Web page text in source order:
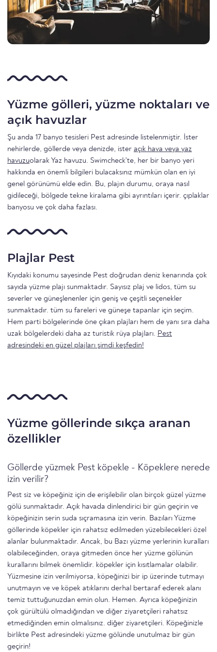
Yüzme gölleri, yüzme noktaları ve
açık havuzlar
Şu anda 17 banyo tesisleri Pest adresinde listelenmiştir. İster
nehirlerde, göllerde veya denizde, ister açık hava veya yaz
havuzuolarak Yaz havuzu. Swimcheck'te, her bir banyo yeri
hakkında en önemli bilgileri bulacaksınız mümkün olan en iyi
genel görünümü elde edin. Bu, plajın durumu, oraya nasıl
gidileceği, bölgede tekne kiralama gibi ayrıntıları içerir. çıplaklar
banyosu ve çok daha fazlası.
Plajlar Pest
Kıyıdaki konumu sayesinde Pest doğrudan deniz kenarında çok
sayıda yüzme plajı sunmaktadır. Sayısız plaj ve lidos, tüm su
severler ve güneşlenenler için geniş ve çeşitli seçenekler
sunmaktadır. tüm su fareleri ve güneşe tapanlar için seçim.
Hem parti bölgelerinde öne çıkan plajları hem de yanı sıra daha
uzak bölgelerdeki daha az turistik rüya plajları. Pest
adresindeki en güzel plajları şimdi keşfedin!
Yüzme göllerinde sıkça aranan
özellikler
Göllerde yüzmek Pest köpekle - Köpeklere nerede
izin verilir?
Pest siz ve köpeğiniz için de erişilebilir olan birçok güzel yüzme
gölü sunmaktadır. Açık havada dinlendirici bir gün geçirin ve
köpeğinizin serin suda sıçramasına izin verin. Bazıları Yüzme
göllerinde köpekler için rahatsız edilmeden yüzebilecekleri özel
alanlar bulunmaktadır. Ancak, bu Bazı yüzme yerlerinin kuralları
olabileceğinden, oraya gitmeden önce her yüzme gölünün
kurallarını bilmek önemlidir. köpekler için kısıtlamalar olabilir.
Yüzmesine izin verilmiyorsa, köpeğinizi bir ip üzerinde tutmayı
unutmayın ve ve köpek atıklarını derhal bertaraf ederek alanı
temiz tuttuğunuzdan emin olun. Hemen. Ayrıca köpeğinizin
çok gürültülü olmadığından ve diğer ziyaretçileri rahatsız
etmediğinden emin olmalısınız. diğer ziyaretçileri. Köpeğinizle
birlikte Pest adresindeki yüzme gölünde unutulmaz bir gün
geçirin!